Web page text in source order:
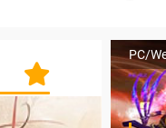
PC/